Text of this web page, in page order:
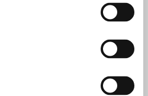
Isabel—brought Joe back
one of America’s
until the greatest
11 killed her entire family.
Washington Massacre,
woman who exists only